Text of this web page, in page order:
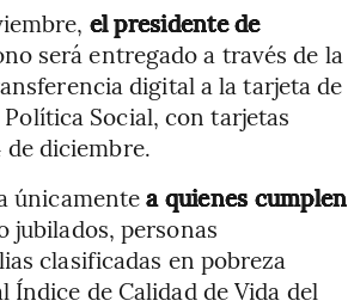
el presidente de
será entregado a través de la
digital a la tarjeta de
Social, con tarjetas
de diciembre.
únicamentea quienes cumplen
jubilados, personas
clasificadas en pobreza
Índice de Calidad de Vida del